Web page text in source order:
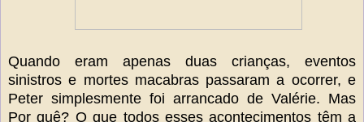
Quando eram apenas duas crianças, eventos
sinistros e mortes macabras passaram a ocorrer, e
Peter simplesmente foi arrancado de Valérie. Mas
Por quê? O que todos esses acontecimentos têm a